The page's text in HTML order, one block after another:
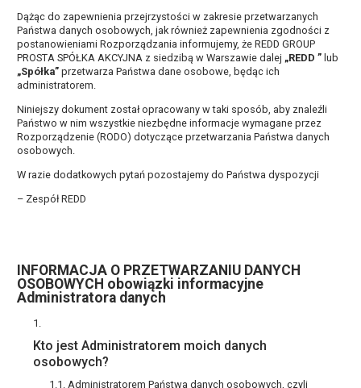
Dążąc do zapewnienia przejrzystości w zakresie przetwarzanych
Państwa danych osobowych, jak również zapewnienia zgodności z
postanowieniami Rozporządzania informujemy, że REDD GROUP
PROSTA SPÓŁKA AKCYJNA z siedzibą w Warszawie dalej „REDD ” lub
„Spółka” przetwarza Państwa dane osobowe, będąc ich
administratorem.
Niniejszy dokument został opracowany w taki sposób, aby znaleźli
Państwo w nim wszystkie niezbędne informacje wymagane przez
Rozporządzenie (RODO) dotyczące przetwarzania Państwa danych
osobowych.
W razie dodatkowych pytań pozostajemy do Państwa dyspozycji
– Zespół REDD
INFORMACJA O PRZETWARZANIU DANYCH
OSOBOWYCH obowiązki informacyjne
Administratora danych
Kto jest Administratorem moich danych
osobowych?
Administratorem Państwa danych osobowych, czyli